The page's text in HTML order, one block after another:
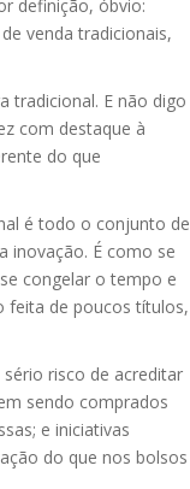
definição, óbvio:
venda tradicionais,
tradicional. E não digo
com destaque à
do que
é todo o conjunto de
inovação. É como se
congelar o tempo e
feita de poucos títulos,
risco de acreditar
sendo comprados
e iniciativas
do que nos bolsos